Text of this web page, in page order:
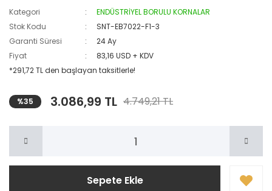
Kategori
ENDÜSTRİYEL BORULU KORNALAR
Stok Kodu
SNT-EB7022-F1-3
Garanti Süresi
24 Ay
Fiyat
83,16 USD + KDV
*291,72 TL den başlayan taksitlerle!
%35 3.086,99 TL 4.749,21 TL
Sepete Ekle